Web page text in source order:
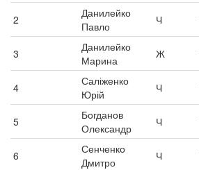
2
Данилейко
Павло
Ч
3
Данилейко
Марина
Ж
4
Саліженко
Юрій
Ч
5
Богданов
Олександр
Ч
6
Сенченко
Дмитро
Ч